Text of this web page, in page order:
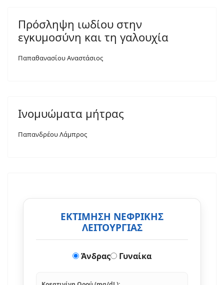
Πρόσληψη ιωδίου στην
εγκυμοσύνη και τη γαλουχία
Παπαθανασίου Αναστάσιος
Ινομυώματα μήτρας
Παπανδρέου Λάμπρος
ΕΚΤΙΜΗΣΗ ΝΕΦΡΙΚΗΣ
ΛΕΙΤΟΥΡΓΙΑΣ
Άνδρας Γυναίκα